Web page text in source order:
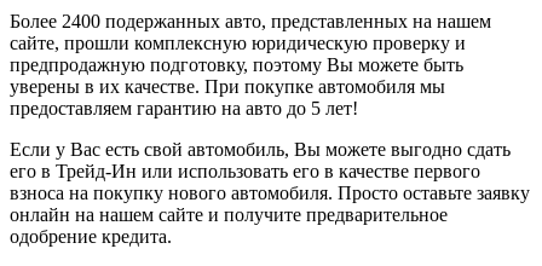
Более 2400 подержанных авто, представленных на нашем
сайте, прошли комплексную юридическую проверку и
предпродажную подготовку, поэтому Вы можете быть
уверены в их качестве. При покупке автомобиля мы
предоставляем гарантию на авто до 5 лет!
Если у Вас есть свой автомобиль, Вы можете выгодно сдать
его в Трейд-Ин или использовать его в качестве первого
взноса на покупку нового автомобиля. Просто оставьте заявку
онлайн на нашем сайте и получите предварительное
одобрение кредита.